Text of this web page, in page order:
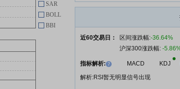
近60交易日： 区间涨跌幅:-36.64%
沪深300涨跌幅: -
指标解析: MACD KDJ
解析:RSI暂无明显信号出现
SAR
BOLL
BBI